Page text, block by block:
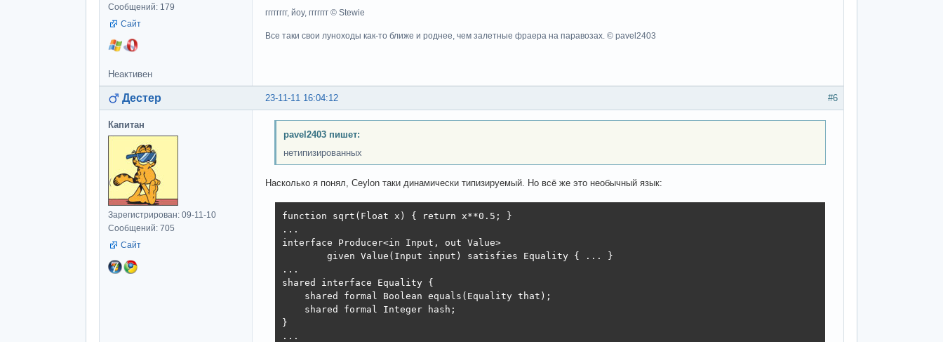
Сообщений: 179
Сайт
гггггггг, йоу, ггггггг © Stewie
Все таки свои луноходы как-то ближе и роднее, чем залетные фраера на паравозах. © pavel2403
Неактивен
#6
23-11-11 16:04:12
Дестер
Капитан
Зарегистрирован: 09-11-10
Сообщений: 705
Сайт
pavel2403 пишет:
нетипизированных
Насколько я понял, Ceylon таки динамически типизируемый. Но всё же это необычный язык:
function sqrt(Float x) { return x**0.5; }
...
interface Producer<in Input, out Value>
        given Value(Input input) satisfies Equality { ... }
...
shared interface Equality {
    shared formal Boolean equals(Equality that);
    shared formal Integer hash;
}
...